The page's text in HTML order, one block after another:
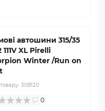
автошини 315/35
111V XL Pirelli
Winter /Run on
308120
0